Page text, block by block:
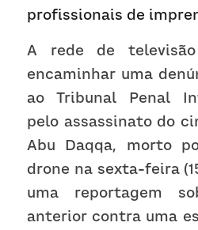
profissionais de
A rede de
encaminhar uma
ao Tribunal Penal
pelo assassinato do
Abu Daqqa, morto
drone na sexta-feira
uma reportagem
anterior contra uma